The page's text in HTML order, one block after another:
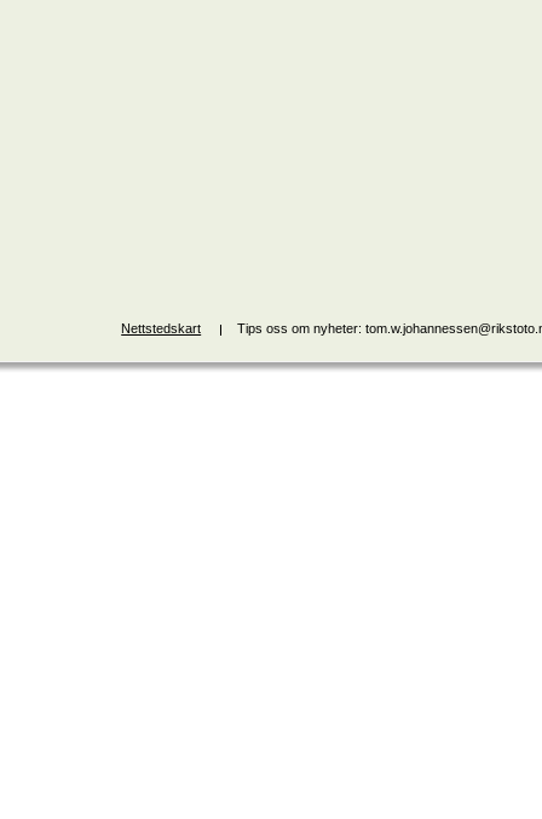
Nettstedskart Tips oss om nyheter: